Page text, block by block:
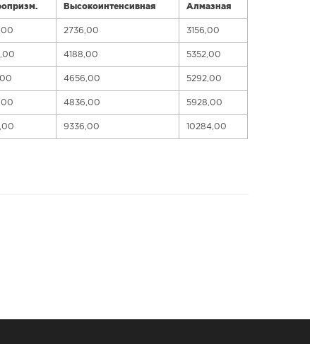
Высокоинтенсивная Алмазная
2736,00 3156,00
4188,00 5352,00
4656,00 5292,00
4836,00 5928,00
9336,00 10284,00